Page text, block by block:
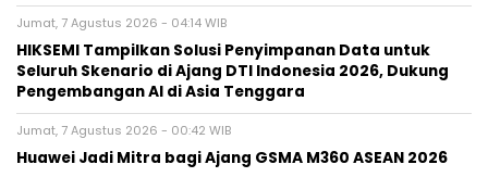
Jumat, 7 Agustus 2026 - 04:14 WIB
HIKSEMI Tampilkan Solusi Penyimpanan Data untuk
Seluruh Skenario di Ajang DTI Indonesia 2026, Dukung
Pengembangan AI di Asia Tenggara
Jumat, 7 Agustus 2026 - 00:42 WIB
Huawei Jadi Mitra bagi Ajang GSMA M360 ASEAN 2026